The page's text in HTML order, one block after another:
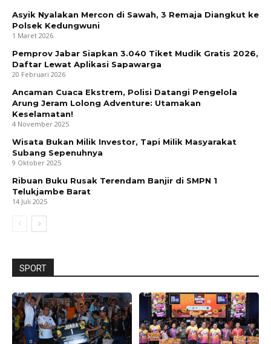
Asyik Nyalakan Mercon di Sawah, 3 Remaja Diangkut ke
Polsek Kedungwuni
1 Maret 2026
Pemprov Jabar Siapkan 3.040 Tiket Mudik Gratis 2026,
Daftar Lewat Aplikasi Sapawarga
20 Februari 2026
Ancaman Cuaca Ekstrem, Polisi Datangi Pengelola
Arung Jeram Lolong Adventure: Utamakan
Keselamatan!
4 November 2025
Wisata Bukan Milik Investor, Tapi Milik Masyarakat
Subang Sepenuhnya
9 Oktober 2025
Ribuan Buku Rusak Terendam Banjir di SMPN 1
Telukjambe Barat
14 Juli 2025
SPORT